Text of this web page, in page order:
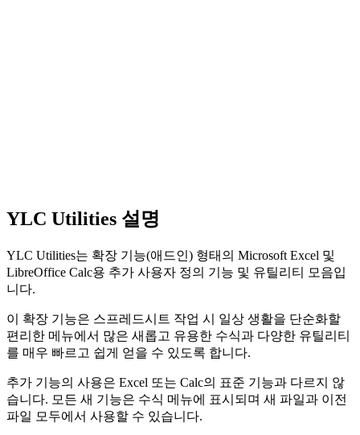
YLC Utilities 설명
YLC Utilities는 확장 기능(애드인) 형태의 Microsoft Excel 및
LibreOffice Calc용 추가 사용자 정의 기능 및 유틸리티 모음입
니다.
이 확장 기능은 스프레드시트 작업 시 일상 생활을 단순화할
편리한 메뉴에서 많은 새롭고 유용한 수식과 다양한 유틸리티
를 매우 빠르고 쉽게 얻을 수 있도록 합니다.
추가 기능의 사용은 Excel 또는 Calc의 표준 기능과 다르지 않
습니다. 모든 새 기능은 수식 메뉴에 표시되며 새 파일과 이전
파일 모두에서 사용할 수 있습니다.